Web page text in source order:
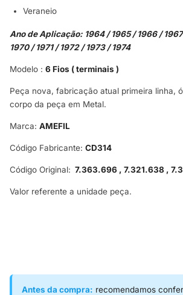
Veraneio
Ano de Aplicação: 1964 / 1965 / 1966 /
1970 / 1971 / 1972 / 1973 / 1974
Modelo : 6 Fios ( terminais )
Peça nova, fabricação atual primeira linha,
corpo da peça em Metal.
Marca: AMEFIL
Código Fabricante: CD314
Código Original: 7.363.696 , 7.321.638 ,
Valor referente a unidade peça.
Antes da compra: recomendamos